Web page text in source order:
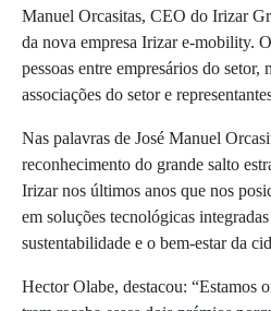
Manuel Orcasitas, CEO do Irizar
da nova empresa Irizar e-mobility.
pessoas entre empresários do setor,
associações do setor e
Nas palavras de José Manuel
reconhecimento do grande salto
Irizar nos últimos anos que nos
em soluções tecnológicas
sustentabilidade e o bem-estar da
Hector Olabe, destacou: “Estamos